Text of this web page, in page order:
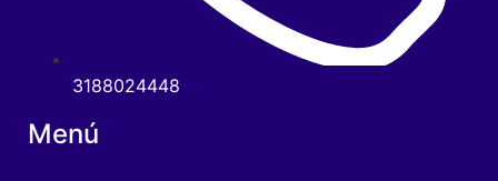
3188024448
Menú